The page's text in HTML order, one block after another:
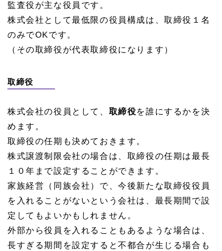
監査役が主な役員です。
株式会社として最低限の役員構成は、取締役１名
のみでOKです。
（その取締役が代表取締役になります）
取締役
株式会社の役員として、 取締役を誰にするかを決
めます。
取締役の任期も決めておきます。
株式譲渡制限会社の場合は、取締役の任期は最長
１０年まで設定することができます。
家族経営（同族会社）で、今後新たな取締役役員
を入れることがないという会社は、最長期間で設
定してもよいかもしれません。
外部から役員を入れることもあるような場合は、
長すぎる期間を設定すると不都合が生じる場合も